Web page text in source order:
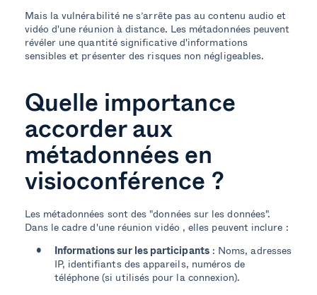
Mais la vulnérabilité ne s’arrête pas au contenu audio et
vidéo d'une réunion à distance. Les métadonnées peuvent
révéler une quantité significative d'informations
sensibles et présenter des risques non négligeables.
Quelle importance
accorder aux
métadonnées en
visioconférence ?
Les métadonnées sont des "données sur les données".
Dans le cadre d'une réunion vidéo , elles peuvent inclure :
Informations sur les participants: Noms, adresses
IP, identifiants des appareils, numéros de
téléphone (si utilisés pour la connexion).